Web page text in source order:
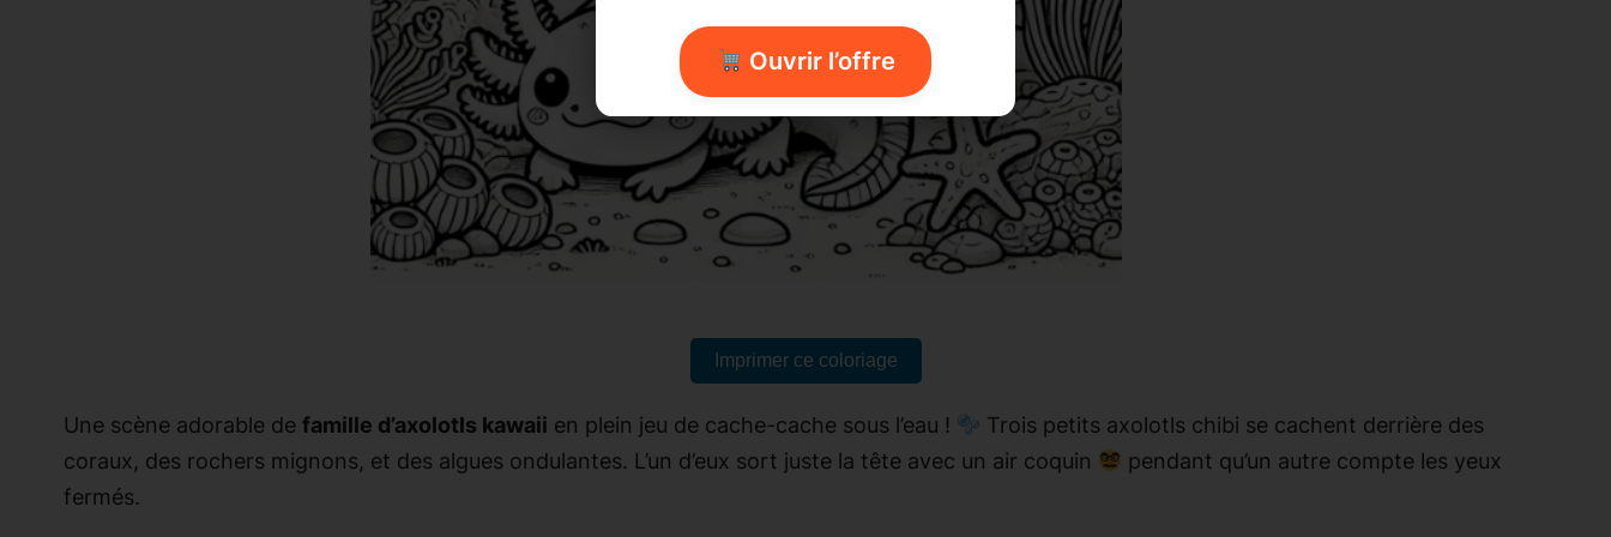
Imprimer ce coloriage
Une scène adorable de famille d’axolotls kawaii en plein jeu de cache-cache sous l’eau !
Trois petits axolotls chibi se cachent derrière des
coraux, des rochers mignons, et des algues ondulantes. L’un d’eux sort juste la tête avec un air coquin
pendant qu’un autre compte les yeux
fermés.
Ouvrir l’offre